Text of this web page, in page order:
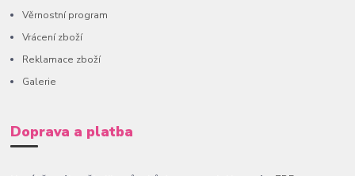
Věrnostní program
Vrácení zboží
Reklamace zboží
Galerie
Doprava a platba